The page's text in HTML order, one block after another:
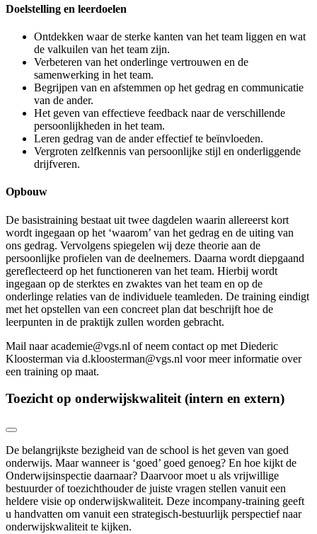
Doelstelling en leerdoelen
Ontdekken waar de sterke kanten van het team liggen en wat
de valkuilen van het team zijn.
Verbeteren van het onderlinge vertrouwen en de
samenwerking in het team.
Begrijpen van en afstemmen op het gedrag en communicatie
van de ander.
Het geven van effectieve feedback naar de verschillende
persoonlijkheden in het team.
Leren gedrag van de ander effectief te beïnvloeden.
Vergroten zelfkennis van persoonlijke stijl en onderliggende
drijfveren.
Opbouw
De basistraining bestaat uit twee dagdelen waarin allereerst kort
wordt ingegaan op het ‘waarom’ van het gedrag en de uiting van
ons gedrag. Vervolgens spiegelen wij deze theorie aan de
persoonlijke profielen van de deelnemers. Daarna wordt diepgaand
gereflecteerd op het functioneren van het team. Hierbij wordt
ingegaan op de sterktes en zwaktes van het team en op de
onderlinge relaties van de individuele teamleden. De training eindigt
met het opstellen van een concreet plan dat beschrijft hoe de
leerpunten in de praktijk zullen worden gebracht.
Mail naar academie@vgs.nl of neem contact op met Diederic
Kloosterman via d.kloosterman@vgs.nl voor meer informatie over
een training op maat.
Toezicht op onderwijskwaliteit (intern en extern)
De belangrijkste bezigheid van de school is het geven van goed
onderwijs. Maar wanneer is ‘goed’ goed genoeg? En hoe kijkt de
Onderwijsinspectie daarnaar? Daarvoor moet u als vrijwillige
bestuurder of toezichthouder de juiste vragen stellen vanuit een
heldere visie op onderwijskwaliteit. Deze incompany-training geeft
u handvatten om vanuit een strategisch-bestuurlijk perspectief naar
onderwijskwaliteit te kijken.